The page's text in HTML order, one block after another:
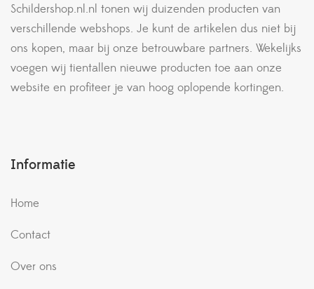
Schildershop.nl.nl tonen wij duizenden producten van
verschillende webshops. Je kunt de artikelen dus niet bij
ons kopen, maar bij onze betrouwbare partners. Wekelijks
voegen wij tientallen nieuwe producten toe aan onze
website en profiteer je van hoog oplopende kortingen.
Informatie
Home
Contact
Over ons